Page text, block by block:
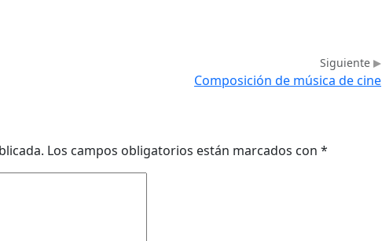
Siguiente
Composición de música de cine
Los campos obligatorios están marcados con *